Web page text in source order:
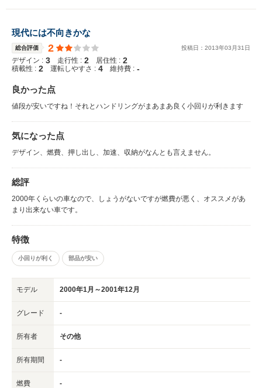
現代には不向きかな
総合評価 2 投稿日： 2013年03 月31 日
デザイン : 3 走行性 : 2 居住性 : 2
積載性 : 2 運転しやすさ : 4 維持費 : -
良かった点
値段が安いですね！それとハンドリングがまあまあ良く小回りが利きます
気になった点
デザイン、燃費、押し出し、加速、収納がなんとも言えません。
総評
2000年くらいの車なので、しょうがないですが燃費が悪く、オススメがあ
まり出来ない車です。
特徴
小回りが利く 部品が安い
モデル 2000年1月～2001年12月
グレード -
所有者 その他
所有期間 -
燃費 -